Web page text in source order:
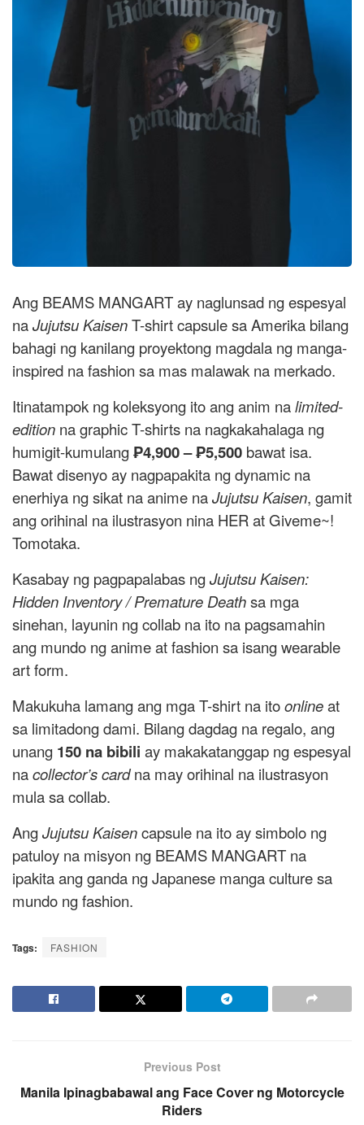
Ang BEAMS MANGART ay naglunsad ng espesyal
naJujutsu KaisenT-shirt capsule sa Amerika bilang
bahagi ng kanilang proyektong magdala ng manga-
inspired na fashion sa mas malawak na merkado.
Itinatampok ng koleksyong ito ang anim nalimited-
edition na graphic T-shirts na nagkakahalaga ng
humigit-kumulang₱4,900 – ₱5,500 bawat isa.
Bawat disenyo ay nagpapakita ng dynamic na
enerhiya ng sikat na anime naJujutsu Kaisen, gamit
ang orihinal na ilustrasyon nina HER at Giveme~!
Tomotaka.
Kasabay ng pagpapalabas ngJujutsu Kaisen:
Hidden Inventory / Premature Deathsa mga
sinehan, layunin ng collab na ito na pagsamahin
ang mundo ng anime at fashion sa isang wearable
art form.
Makukuha lamang ang mga T-shirt na itoonlineat
sa limitadong dami. Bilang dagdag na regalo, ang
unang 150 na bibili ay makakatanggap ng espesyal
nacollector’s cardna may orihinal na ilustrasyon
mula sa collab.
AngJujutsu Kaisencapsule na ito ay simbolo ng
patuloy na misyon ng BEAMS MANGART na
ipakita ang ganda ng Japanese manga culture sa
mundo ng fashion.
Tags: FASHION
Previous Post
Manila Ipinagbabawal ang Face Cover ng Motorcycle
Riders